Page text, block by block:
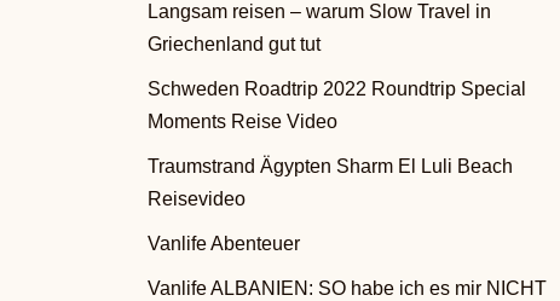
Langsam reisen – warum Slow Travel in
Griechenland gut tut
Schweden Roadtrip 2022 Roundtrip Special
Moments Reise Video
Traumstrand Ägypten Sharm El Luli Beach
Reisevideo
Vanlife Abenteuer
Vanlife ALBANIEN: SO habe ich es mir NICHT